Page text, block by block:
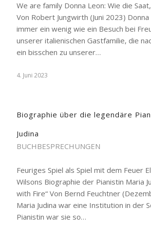
We are family Donna Leon: Wie die
Von Robert Jungwirth (Juni 2023)
immer ein wenig wie ein Besuch bei
unserer italienischen Gastfamilie, die
ein bisschen zu unserer…
4. Juni 2023
Biographie über die legendäre
Judina
BUCHBESPRECHUNGEN
Feuriges Spiel als Spiel mit dem Feuer
Wilsons Biographie der Pianistin Maria
with Fire“ Von Bernd Feuchtner
Maria Judina war eine Institution in der
Pianistin war sie so…